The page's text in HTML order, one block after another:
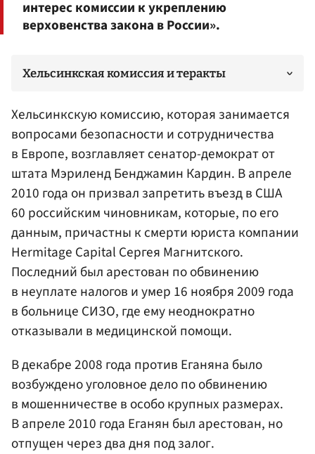
интерес комиссии к укреплению
верховенства закона в России».
Хельсинкская комиссия и теракты
Хельсинкскую комиссию, которая занимается
вопросами безопасности и сотрудничества
в Европе, возглавляет сенатор-демократ от
штата МэрилендБенджамин Кардин. В апреле
2010 года он призвал запретить въезд в США
60 российским чиновникам, которые, по его
данным, причастны к смерти юриста компании
Hermitage Capital Сергея Магнитского.
Последний был арестован по обвинению
в неуплате налогов и умер 16 ноября 2009 года
в больнице СИЗО, где ему неоднократно
отказывали в медицинской помощи.
В декабре 2008 года против Еганяна было
возбуждено уголовное дело по обвинению
в мошенничестве в особо крупных размерах.
В апреле 2010 года Еганян был арестован, но
отпущен через два дня под залог.